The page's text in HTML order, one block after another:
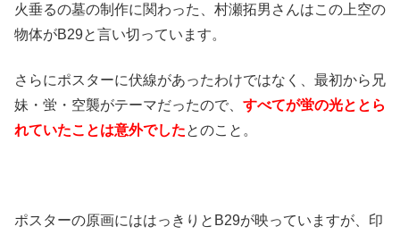
火垂るの墓の制作に関わった、村瀬拓男さんはこの上空の
物体がB29と言い切っています。
さらにポスターに伏線があったわけではなく、最初から兄
妹・蛍・空襲がテーマだったので、 すべてが蛍の光ととら
れていたことは意外でしたとのこと。
ポスターの原画にははっきりとB29が映っていますが、印